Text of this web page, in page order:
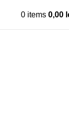
0 items 0,00